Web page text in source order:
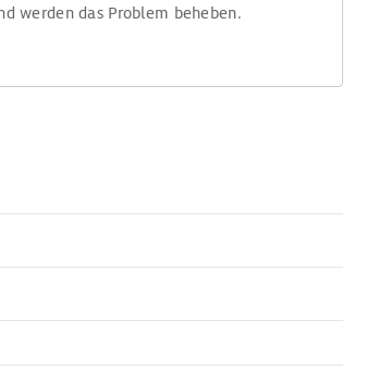
werden das Problem beheben.